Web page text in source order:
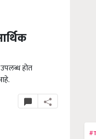
होत